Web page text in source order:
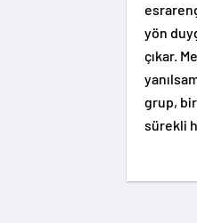
yön
çıkar.
grup, bir
sürekli